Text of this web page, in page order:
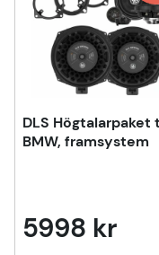
DLS Högtalarpaket
BMW, framsystem
5998 kr